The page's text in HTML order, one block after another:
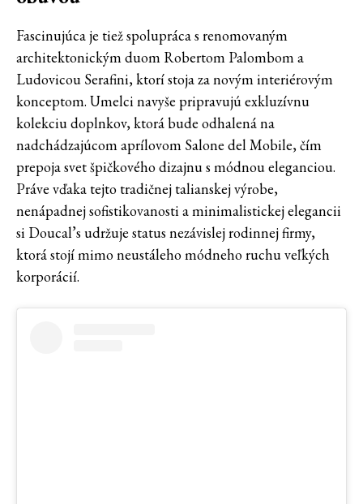
Fascinujúca je tiež spolupráca s renomovaným
architektonickým duom Robertom Palombom a
Ludovicou Serafini, ktorí stoja za novým interiérovým
konceptom. Umelci navyše pripravujú exkluzívnu
kolekciu doplnkov, ktorá bude odhalená na
nadchádzajúcom aprílovom Salone del Mobile, čím
prepoja svet špičkového dizajnu s módnou eleganciou.
Práve vďaka tejto tradičnej talianskej výrobe,
nenápadnej sofistikovanosti a minimalistickej elegancii
si Doucal’s udržuje status nezávislej rodinnej firmy,
ktorá stojí mimo neustáleho módneho ruchu veľkých
korporácií.